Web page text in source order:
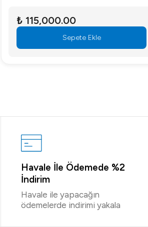
₺ 115,000.00
Sepete Ekle
Havale İle Ödemede %2
İndirim
Havale ile yapacağın
ödemelerde indirimi yakala